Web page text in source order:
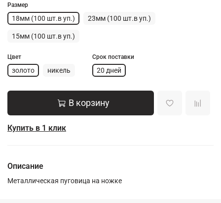
Размер
18мм (100 шт.в уп.) 23мм (100 шт.в уп.)
15мм (100 шт.в уп.)
Цвет
золото никель
Срок поставки
20 дней
В корзину
Купить в 1 клик
Описание
Металлическая пуговица на ножке